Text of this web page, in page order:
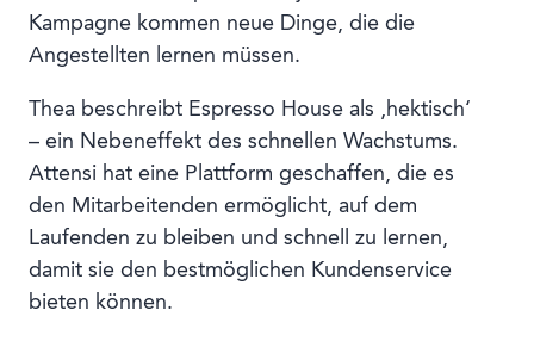
Kampagne kommen neue Dinge, die die
Angestellten lernen müssen.
Thea beschreibt Espresso House als ‚hektisch‘
– ein Nebeneffekt des schnellen Wachstums.
Attensi hat eine Plattform geschaffen, die es
den Mitarbeitenden ermöglicht, auf dem
Laufenden zu bleiben und schnell zu lernen,
damit sie den bestmöglichen Kundenservice
bieten können.